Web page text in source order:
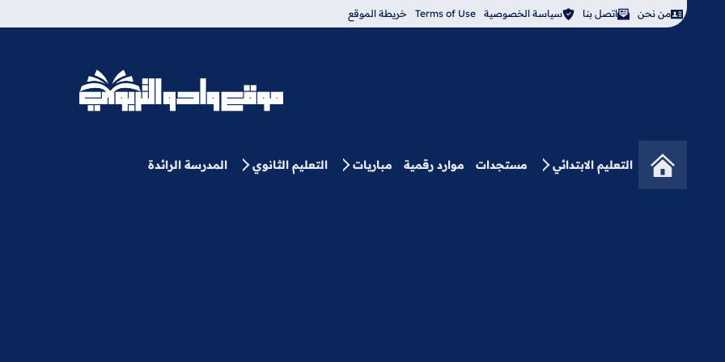
من نحن اتصل بنا سياسة الخصوصية Terms of Use خريطة الموقع
موقع وادو التربوي
التعليم الابتدائي مستجدات موارد رقمية مباريات التعليم الثانوي المدرسة الرائدة